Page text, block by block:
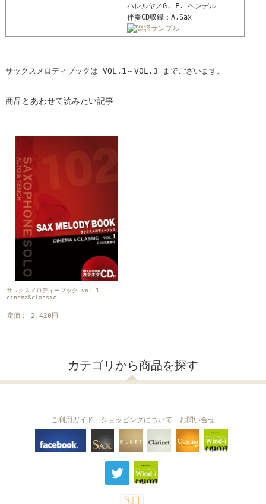
ハレルヤ／G. F. ヘンデル
伴奏CD収録：A.Sax
サックスメロディブックは VOL.1～VOL.3 までございます。
商品とあわせて読みたい記事
サックスメロディーブック vol.1
cinema&classic
定価： 2,420円
カテゴリから商品を探す
THE SAX The Clarinet
Ocarina
ご利用ガイド ショッピングについて お問い合せ